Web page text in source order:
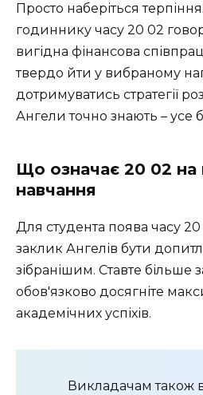
Просто наберіться
годиннику часу 20 02
вигідна фінансова
твердо йти у вибраному
дотримуватись стратегії
Ангели точно знають – усе
Що означає 20 02 на
навчання
Для студента поява часу
заклик Ангелів бути
зібранішим. Ставте більше
обов'язково досягніте
академічних успіхів.
Викладачам також